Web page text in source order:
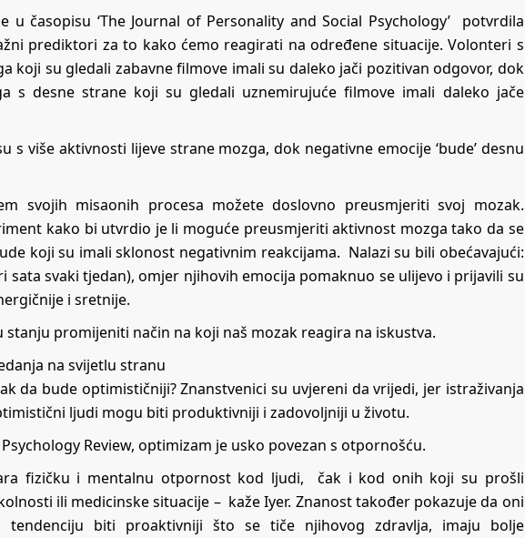
u časopisu ‘The Journal of Personality and Social Psychology’ potvrdila
prediktori za to kako ćemo reagirati na određene situacije. Volonteri s
koji su gledali zabavne filmove imali su daleko jači pozitivan odgovor, dok
s desne strane koji su gledali uznemirujuće filmove imali daleko jače
s više aktivnosti lijeve strane mozga, dok negativne emocije ‘bude’ desnu
svojih misaonih procesa možete doslovno preusmjeriti svoj mozak.
kako bi utvrdio je li moguće preusmjeriti aktivnost mozga tako da se
koji su imali sklonost negativnim reakcijama. Nalazi su bili obećavajući:
sata svaki tjedan), omjer njihovih emocija pomaknuo se ulijevo i prijavili su
i sretnije.
promijeniti način na koji naš mozak reagira na iskustva.
na svijetlu stranu
da bude optimističniji? Znanstvenici su uvjereni da vrijedi, jer istraživanja
ljudi mogu biti produktivniji i zadovoljniji u životu.
Review, optimizam je usko povezan s otpornošću.
fizičku i mentalnu otpornost kod ljudi, čak i kod onih koji su prošli
ili medicinske situacije – kaže Iyer. Znanost također pokazuje da oni
tendenciju biti proaktivniji što se tiče njihovog zdravlja, imaju bolje